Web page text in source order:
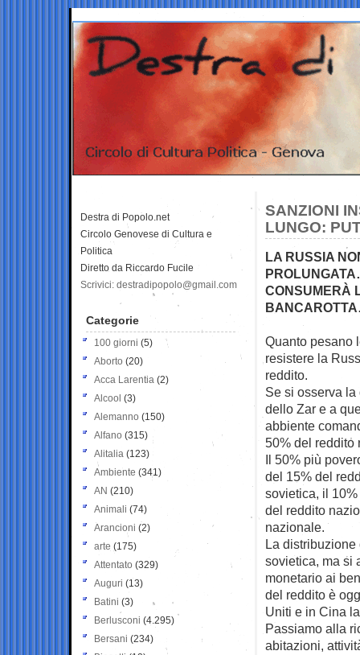
SANZIONI
LUNGO:
LA RUSSIA
CONSUMERÀ
Quanto pesano
resistere la
reddito.
Se si osserva
dello Zar e a
abbiente
50% del reddito
Il 50% più
del 15% del
sovietica, il
del reddito
nazionale.
La
sovietica, ma si
monetario ai
del reddito è
Uniti e in Cina
Passiamo alla
abitazioni,
Destra di Popolo.net
Circolo Genovese di Cultura e
Politica
Diretto da Riccardo Fucile
Scrivici: destradipopolo@gmail.com
Categorie
100 giorni (5)
Aborto (20)
Acca Larentia (2)
Alcool (3)
Alemanno (150)
Alfano (315)
Alitalia (123)
Ambiente (341)
AN (210)
Animali (74)
Arancioni (2)
arte (175)
Attentato (329)
Auguri (13)
Batini (3)
Berlusconi (4.295)
Bersani (234)